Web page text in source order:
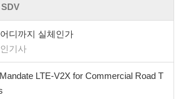
디까지 실체인가
기사
LTE-V2X for Commercial Road T